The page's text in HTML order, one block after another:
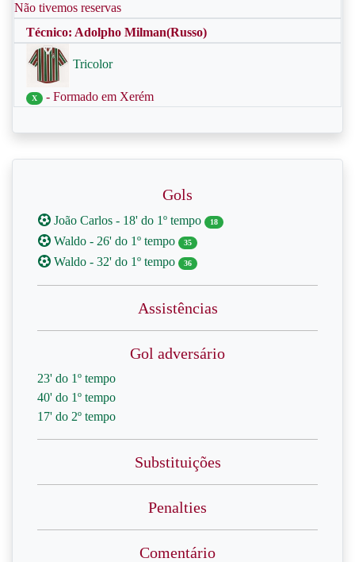
Não tivemos reservas
Técnico: Adolpho Milman(Russo)
Tricolor
X - Formado em Xerém
Gols
João Carlos - 18' do 1º tempo 18
Waldo - 26' do 1º tempo 35
Waldo - 32' do 1º tempo 36
Assistências
Gol adversário
23' do 1º tempo
40' do 1º tempo
17' do 2º tempo
Substituições
Penalties
Comentário